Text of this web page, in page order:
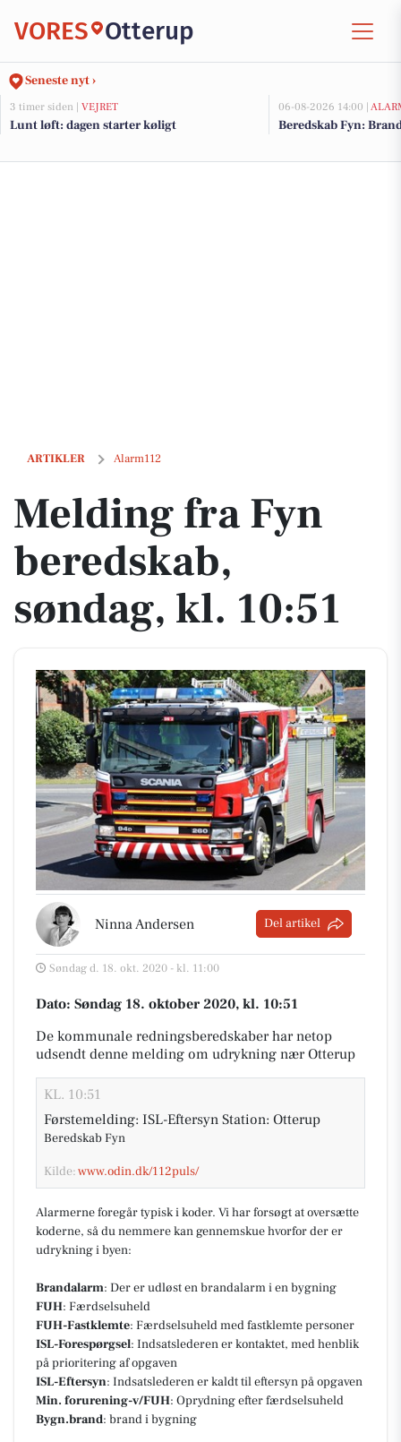
VORES Otterup
Seneste nyt ›
3 timer siden | VEJRET
Lunt løft: dagen starter køligt
06-08-2026 14:00 |
Beredskab Fyn:
ARTIKLER Alarm112
Melding fra Fyn beredskab, søndag, kl. 10:51
Melding fra Fyn
beredskab,
søndag, kl. 10:51
Ninna Andersen Del artikel
Søndag d. 18. okt. 2020 - kl. 11:00
Dato: Søndag 18. oktober 2020, kl. 10:51
De kommunale redningsberedskaber har netop
udsendt denne melding om udrykning nær Otterup
KL. 10:51
Førstemelding: ISL-Eftersyn Station: Otterup
Beredskab Fyn
Kilde:www.odin.dk/112puls/
Alarmerne foregår typisk i koder. Vi har forsøgt at oversætte
koderne, så du nemmere kan gennemskue hvorfor der er
udrykning i byen:
Brandalarm: Der er udløst en brandalarm i en bygning
FUH: Færdselsuheld
FUH-Fastklemte: Færdselsuheld med fastklemte personer
ISL-Forespørgsel: Indsatslederen er kontaktet, med henblik
på prioritering af opgaven
ISL-Eftersyn: Indsatslederen er kaldt til eftersyn på opgaven
Min. forurening-v/FUH: Oprydning efter færdselsuheld
Bygn.brand: brand i bygning